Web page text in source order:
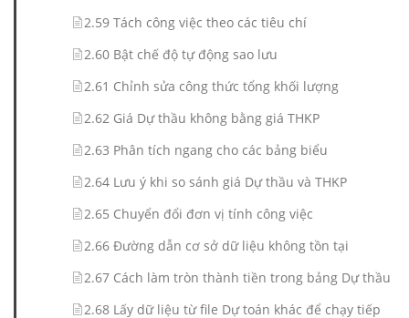
2.59 Tách công việc theo các tiêu chí
2.60 Bật chế độ tự động sao lưu
2.61 Chỉnh sửa công thức tổng khối lượng
2.62 Giá Dự thầu không bằng giá THKP
2.63 Phân tích ngang cho các bảng biểu
2.64 Lưu ý khi so sánh giá Dự thầu và THKP
2.65 Chuyển đổi đơn vị tính công việc
2.66 Đường dẫn cơ sở dữ liệu không tồn tại
2.67 Cách làm tròn thành tiền trong bảng Dự thầu
2.68 Lấy dữ liệu từ file Dự toán khác để chạy tiếp